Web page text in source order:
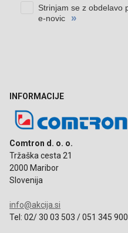
INFORMACIJE
Comtron d. o. o.
Tržaška cesta 21
2000 Maribor
Slovenija
info@akcija.si
Tel: 02/ 30 03 503 / 051 345 900